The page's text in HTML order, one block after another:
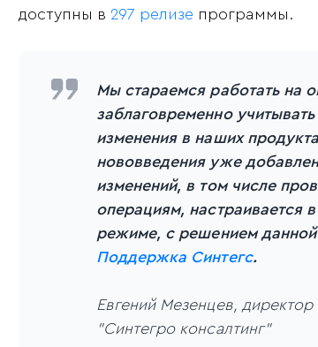
доступны в 297 релизе программы.
Мы стараемся работать на
заблаговременно
изменения в наших
нововведения уже
изменений, в том числе
операциям, настраивается
режиме, с решением
Поддержка Синтегс.
Евгений Мезенцев,
"Синтегро консалтинг"